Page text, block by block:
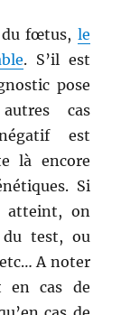
du fœtus, le
. S’il est
pose
cas
est
là encore
Si
atteint, on
test, ou
A noter
en cas de